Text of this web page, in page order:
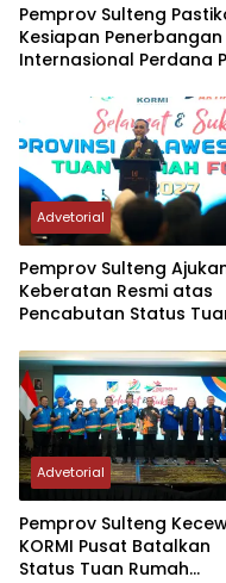
Pemprov Sulteng
Kesiapan Penerbangan
Internasional Perdana
Advetorial
Pemprov Sulteng
Keberatan Resmi atas
Pencabutan Status
2027
Advetorial
Pemprov Sulteng
KORMI Pusat Batalkan
Status Tuan Rumah